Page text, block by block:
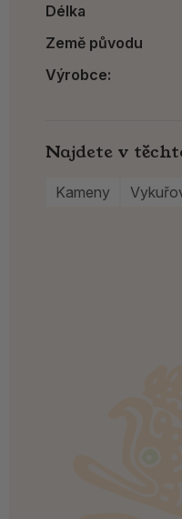
Délka
Země původu
Výrobce:
Najdete v
Kameny